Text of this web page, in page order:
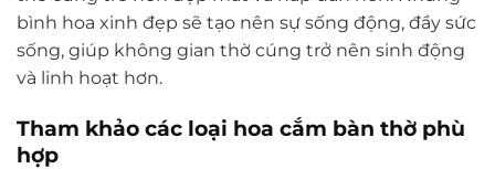
bình hoa xinh đẹp sẽ tạo nên sự sống động, đầy sức
sống, giúp không gian thờ cúng trở nên sinh động
và linh hoạt hơn.
Tham khảo các loại hoa cắm bàn thờ phù
hợp